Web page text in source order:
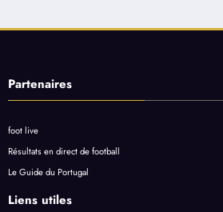
Partenaires
foot live
Résultats en direct de football
Le Guide du Portugal
Liens utiles